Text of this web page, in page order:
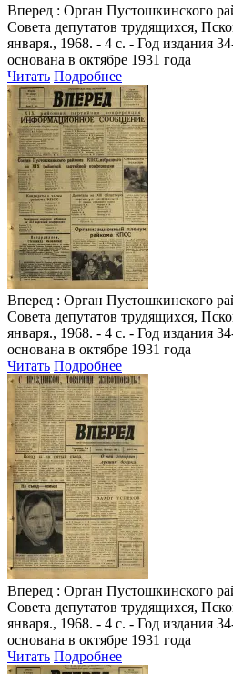
Вперед : Орган Пустошкинского
Совета депутатов трудящихся,
января., 1968. - 4 с. - Год издания
основана в октябре 1931 года
Читать Подробнее
Вперед : Орган Пустошкинского
Совета депутатов трудящихся,
января., 1968. - 4 с. - Год издания
основана в октябре 1931 года
Читать Подробнее
Вперед : Орган Пустошкинского
Совета депутатов трудящихся,
января., 1968. - 4 с. - Год издания
основана в октябре 1931 года
Читать Подробнее